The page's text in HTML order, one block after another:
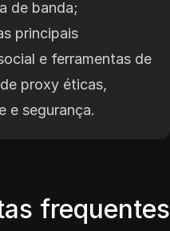
de banda;
principais
e ferramentas de
proxy éticas,
e segurança.
frequentes